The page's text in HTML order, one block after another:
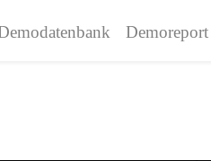
Demoreport